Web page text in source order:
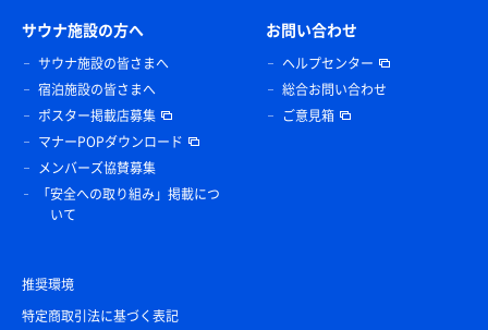
サウナ施設の方へ
サウナ施設の皆さまへ
宿泊施設の皆さまへ
ポスター掲載店募集
マナーPOPダウンロード
メンバーズ協賛募集
「安全への取り組み」掲載につ
いて
お問い合わせ
ヘルプセンター
総合お問い合わせ
ご意見箱
推奨環境
特定商取引法に基づく表記